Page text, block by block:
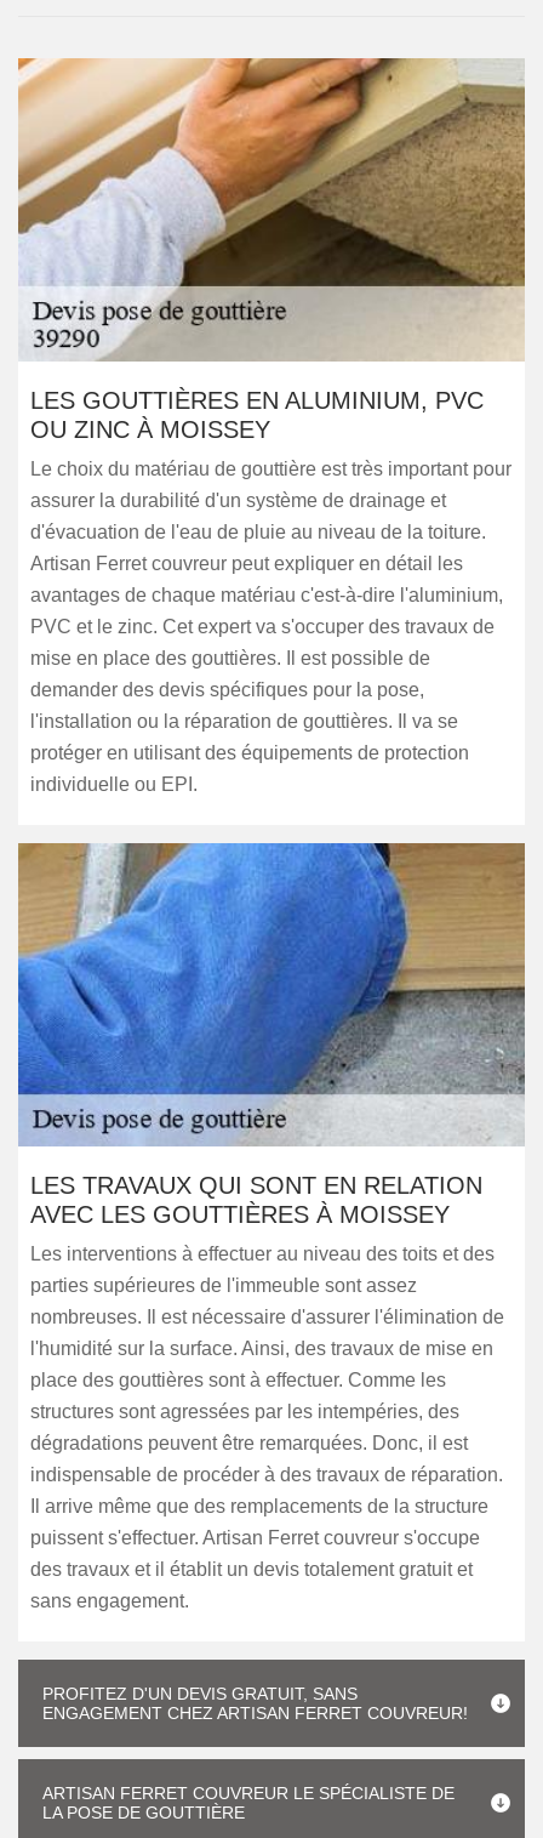
LES GOUTTIÈRES EN ALUMINIUM, PVC
OU ZINC À MOISSEY
Le choix du matériau de gouttière est très important pour
assurer la durabilité d'un système de drainage et
d'évacuation de l'eau de pluie au niveau de la toiture.
Artisan Ferret couvreur peut expliquer en détail les
avantages de chaque matériau c'est-à-dire l'aluminium,
PVC et le zinc. Cet expert va s'occuper des travaux de
mise en place des gouttières. Il est possible de
demander des devis spécifiques pour la pose,
l'installation ou la réparation de gouttières. Il va se
protéger en utilisant des équipements de protection
individuelle ou EPI.
LES TRAVAUX QUI SONT EN RELATION
AVEC LES GOUTTIÈRES À MOISSEY
Les interventions à effectuer au niveau des toits et des
parties supérieures de l'immeuble sont assez
nombreuses. Il est nécessaire d'assurer l'élimination de
l'humidité sur la surface. Ainsi, des travaux de mise en
place des gouttières sont à effectuer. Comme les
structures sont agressées par les intempéries, des
dégradations peuvent être remarquées. Donc, il est
indispensable de procéder à des travaux de réparation.
Il arrive même que des remplacements de la structure
puissent s'effectuer. Artisan Ferret couvreur s'occupe
des travaux et il établit un devis totalement gratuit et
sans engagement.
PROFITEZ D'UN DEVIS GRATUIT, SANS
ENGAGEMENT CHEZ ARTISAN FERRET COUVREUR!
ARTISAN FERRET COUVREUR LE SPÉCIALISTE DE
LA POSE DE GOUTTIÈRE